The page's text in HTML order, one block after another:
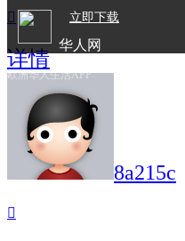
立即下载
华人网
欧洲华人生活APP

详情
8a215c
